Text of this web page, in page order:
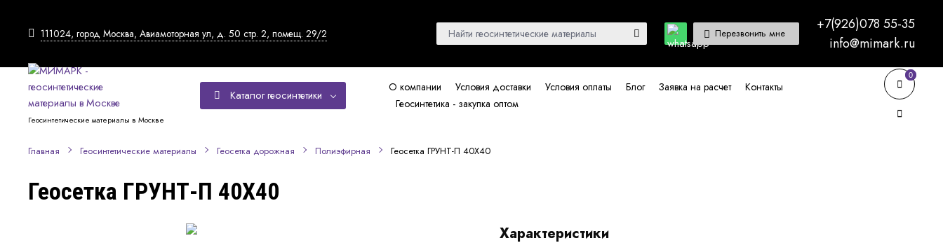
111024, город Москва, Авиамоторная ул, д. 50 стр. 2, помещ. 29/2 Перезвонить мне
+7(926)078 55-35
info@mimark.ru
Геосинтетические материалы в Москве
Каталог геосинтетики
О компании Условия доставки Условия оплаты Блог Заявка на расчет
Контакты
Геосинтетика - закупка оптом
0
0
Главная Геосинтетические материалы Геосетка дорожная Полиэфирная Геосетка ГРУНТ-П 40Х40
Геосетка ГРУНТ-П 40Х40
Характеристики